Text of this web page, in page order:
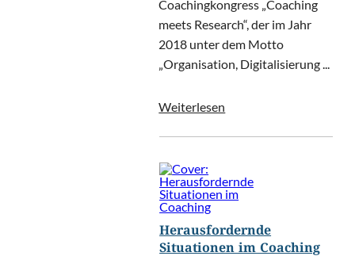
Coachingkongress „Coaching
meets Research“, der im Jahr
2018 unter dem Motto
„Organisation, Digitalisierung ...
Weiterlesen
Herausfordernde
Situationen im Coaching